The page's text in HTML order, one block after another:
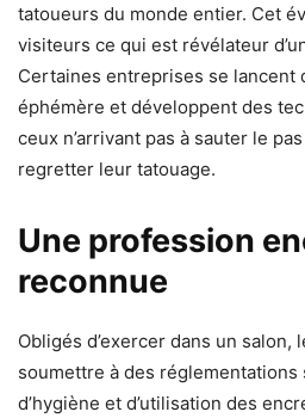
tatoueurs du monde entier. Cet
visiteurs ce qui est révélateur
Certaines entreprises se lancent
éphémère et développent des
ceux n’arrivant pas à sauter le
regretter leur tatouage.
Une profession
reconnue
Obligés d’exercer dans un
soumettre à des
d’hygiène et d’utilisation des